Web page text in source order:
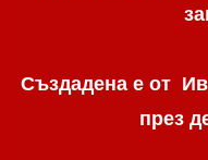
Създадена е от
през